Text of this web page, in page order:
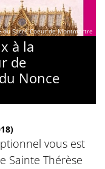
du Sacré-Coeur de Montmartre
à la
de
Nonce
vous est
Sainte Thérèse